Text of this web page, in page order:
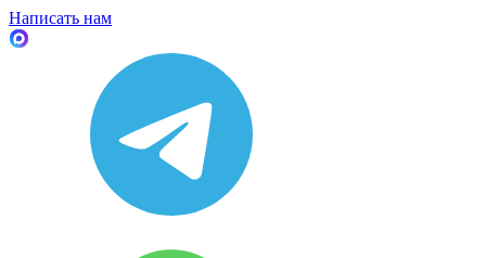
Написать нам